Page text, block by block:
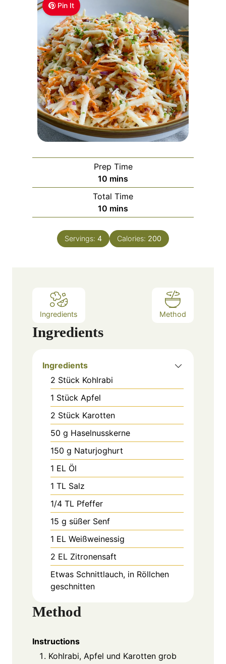
Pin It
Prep Time
10 m
i
n
u
e
mins
Total Time
10 m
i
n
u
mins
Servings: 4 Calories: 200
Ingredients Method
Ingredients
Ingredients
2 Stück Kohlrabi
1 Stück Apfel
2 Stück Karotten
50 g Haselnusskerne
150 g Naturjoghurt
1 EL Öl
1 TL Salz
1/4 TL Pfeffer
15 g süßer Senf
1 EL Weißweinessig
2 EL Zitronensaft
Etwas Schnittlauch, in Röllchen
geschnitten
Method
Instructions
Kohlrabi, Apfel und Karotten grob